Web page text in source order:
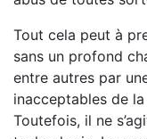
Tout cela peut à
sans un profond
entre autres par
inacceptables de
Toutefois, il ne